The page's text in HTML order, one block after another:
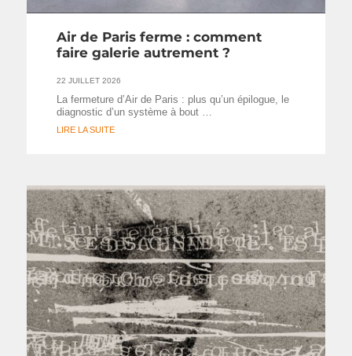
Air de Paris ferme : comment
faire galerie autrement ?
22 JUILLET 2026
La fermeture d’Air de Paris : plus qu’un épilogue, le
diagnostic d’un système à bout …
LIRE LA SUITE